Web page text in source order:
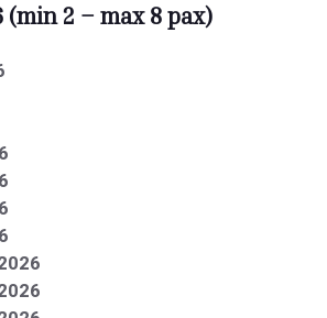
(min 2 – max 8 pax)